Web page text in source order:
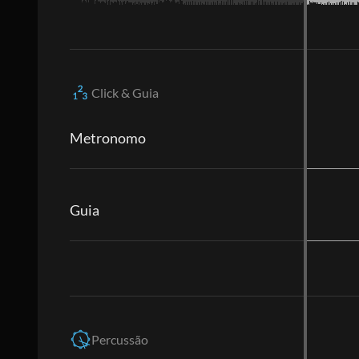
Click & Guia
Metronomo
Guia
Percussão